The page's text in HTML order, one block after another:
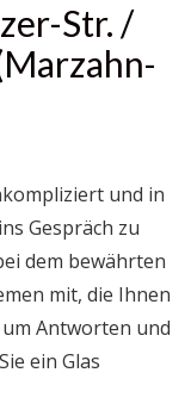
Str. /
und in
Gespräch zu
dem bewährten
mit, die Ihnen
Antworten und
ein Glas